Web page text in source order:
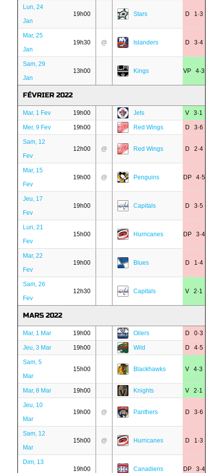
Lun, 24
Jan
19h00 Stars D 1·3
Mar, 25
Jan
19h30 @ Islanders D 3·4
Sam, 29
Jan
13h00 Kings VP 4·3
FÉVRIER 2022
Mar, 1 Fev 19h00 Jets V 3·1
Mer, 9 Fev 19h00 Red Wings D 3·6
Sam, 12
Fev
12h00 @ Red Wings D 2·4
Mar, 15
Fev
19h00 @ Penguins DP 4·5
Jeu, 17
Fev
19h00 Capitals D 3·5
Lun, 21
Fev
15h00 Hurricanes DP 3·4
Mar, 22
Fev
19h00 Blues D 1·4
Sam, 26
Fev
12h30 Capitals V 2·1
MARS 2022
Mar, 1 Mar 19h00 Oilers D 0·3
Jeu, 3 Mar 19h00 Wild D 4·5
Sam, 5
Mar
15h00 Blackhawks V 4·3
Mar, 8 Mar 19h00 Knights V 2·1
Jeu, 10
Mar
19h00 @ Panthers D 3·6
Sam, 12
Mar
15h00 @ Hurricanes D 1·3
Dim, 13
19h00 Canadiens DP 3·4